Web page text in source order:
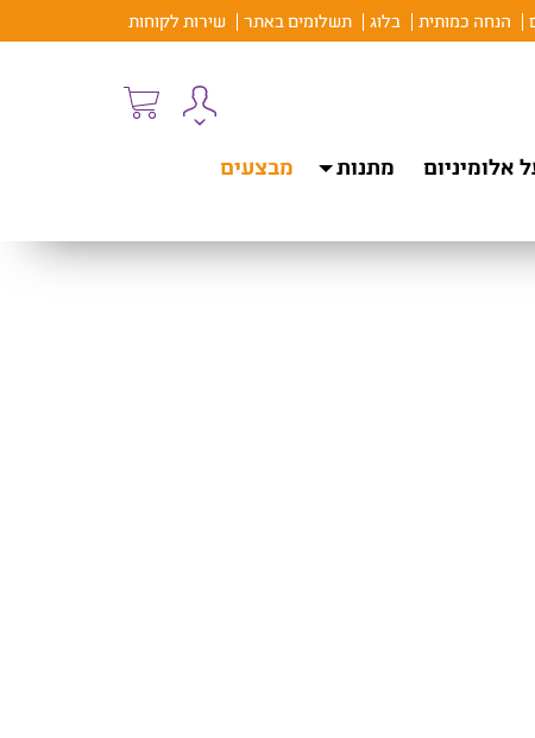
הנחה כמותית בלוג תשלומים באתר שירות לקוחות
אלומיניום מתנות
מבצעים